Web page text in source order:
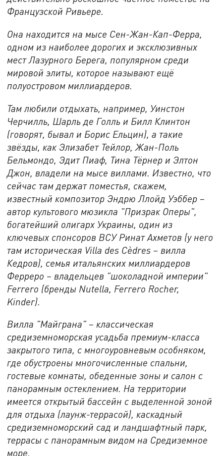
Французской Ривьере.
Она находится на мысе Сен-Жан-Кап-Ферра,
одном из наиболее дорогих и эксклюзивных
мест Лазурного Берега, популярном среди
мировой элиты, которое называют ещё
полуостровом миллиардеров.
Там любили отдыхать, например, Уинстон
Черчилль, Шарль де Голль и Билл Клинтон
(говорят, бывал и Борис Ельцин), а такие
звёзды, как Элизабет Тейлор, Жан-Поль
Бельмондо, Эдит Пиаф, Тина Тёрнер и Элтон
Джон, владели на мысе виллами. Известно, что
сейчас там держат поместья, скажем,
известный композитор Эндрю Ллойд Уэббер –
автор культового мюзикла "Призрак Оперы",
богатейший олигарх Украины, один из
ключевых спонсоров ВСУ Ринат Ахметов (у него
там историческая Villa des Cèdres – вилла
Кедров), семья итальянских миллиардеров
Ферреро – владельцев "шоколадной империи"
Ferrero (бренды Nutella, Ferrero Rocher,
Kinder).
Вилла "Майграна" – классическая
средиземноморская усадьба премиум-класса
закрытого типа, с многоуровневым особняком,
где обустроены многочисленные спальни,
гостевые комнаты, обеденные зоны и салон с
панорамным остеклением. На территории
имеется открытый бассейн с выделенной зоной
для отдыха (лаунж-террасой), каскадный
средиземноморский сад и ландшафтный парк,
террасы с панорамным видом на Средиземное
море.